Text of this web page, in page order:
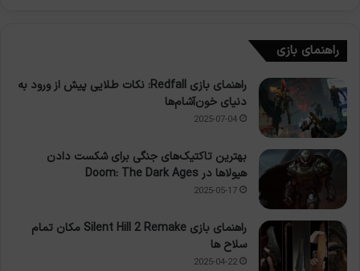
راهنمای بازی
راهنمای بازی Redfall: نکات طلایی پیش از ورود به
دنیای خون‌آشام‌ها
2025-07-04
بهترین تاکتیک‌های جنگی برای شکست دادن
هیولاها در Doom: The Dark Ages
2025-05-17
راهنمای بازی Silent Hill 2 Remake مکان تمام
سلاح ها
2025-04-22